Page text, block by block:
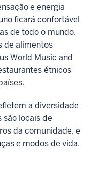
e energia
ficará confortável
de todo o mundo.
de alimentos
World Music and
étnicos
a diversidade
são locais de
da comunidade, e
e modos de vida.